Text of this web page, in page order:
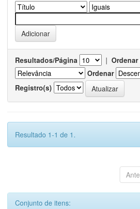
Resultados/Página |
Ordenar
Registro(s)
Resultado 1-1 de 1.
Conjunto de itens: